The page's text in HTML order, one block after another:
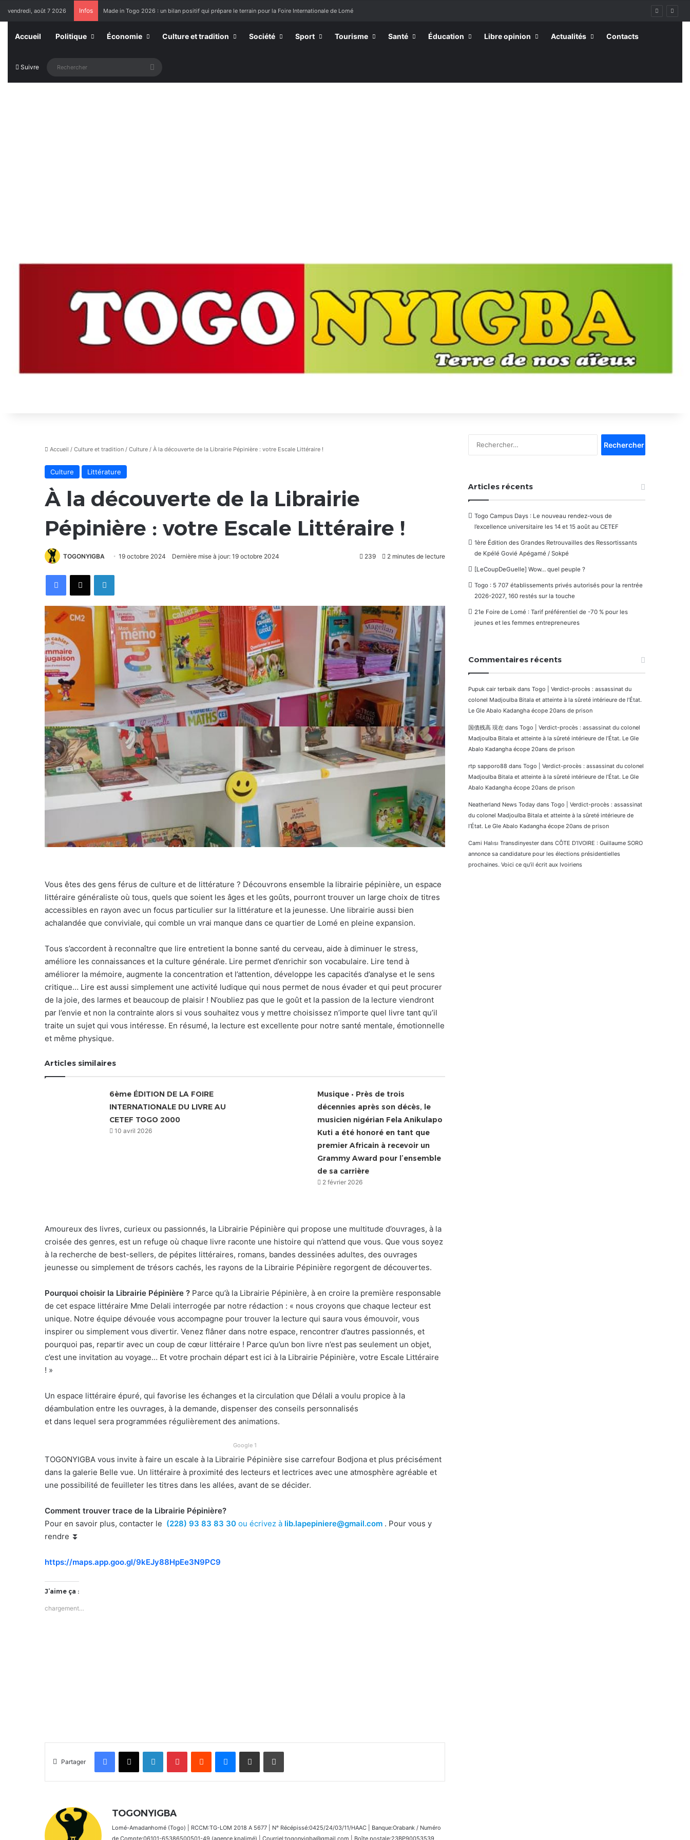
vendredi, août 7 2026 Infos Made in Togo 2026 : un bilan positif qui prépare le terrain pour la Foire Internationale de Lomé
Accueil Politique Économie Culture et tradition Société Sport Tourisme Santé Éducation Libre opinion Actualités Contacts
Suivre Rechercher
Accueil / Culture et tradition / Culture / À la découverte de la Librairie Pépinière : votre Escale Littéraire !
Culture Littérature
À la découverte de la Librairie
Pépinière : votre Escale Littéraire !
TOGONYIGBA 19 octobre 2024 Dernière mise à jour: 19 octobre 2024 239 2 minutes de lecture
FacebookX Linkedin
Vous êtes des gens férus de culture et de littérature ? Découvrons ensemble la librairie pépinière, un espace
littéraire généraliste où tous, quels que soient les âges et les goûts, pourront trouver un large choix de titres
accessibles en rayon avec un focus particulier sur la littérature et la jeunesse. Une librairie aussi bien
achalandée que conviviale, qui comble un vrai manque dans ce quartier de Lomé en pleine expansion.
Tous s’accordent à reconnaître que lire entretient la bonne santé du cerveau, aide à diminuer le stress,
améliore les connaissances et la culture générale. Lire permet d’enrichir son vocabulaire. Lire tend à
améliorer la mémoire, augmente la concentration et l’attention, développe les capacités d’analyse et le sens
critique… Lire est aussi simplement une activité ludique qui nous permet de nous évader et qui peut procurer
de la joie, des larmes et beaucoup de plaisir ! N’oubliez pas que le goût et la passion de la lecture viendront
par l’envie et non la contrainte alors si vous souhaitez vous y mettre choisissez n’importe quel livre tant qu’il
traite un sujet qui vous intéresse. En résumé, la lecture est excellente pour notre santé mentale, émotionnelle
et même physique.
Articles similaires
6ème ÉDITION DE LA FOIRE
INTERNATIONALE DU LIVRE AU
CETEF TOGO 2000
10 avril 2026
Musique • Près de trois
décennies après son décès, le
musicien nigérian Fela Anikulapo
Kuti a été honoré en tant que
premier Africain à recevoir un
Grammy Award pour l’ensemble
de sa carrière
2 février 2026
Amoureux des livres, curieux ou passionnés, la Librairie Pépinière qui propose une multitude d’ouvrages, à la
croisée des genres, est un refuge où chaque livre raconte une histoire qui n’attend que vous. Que vous soyez
à la recherche de best-sellers, de pépites littéraires, romans, bandes dessinées adultes, des ouvrages
jeunesse ou simplement de trésors cachés, les rayons de la Librairie Pépinière regorgent de découvertes.
Pourquoi choisir la Librairie Pépinière ? Parce qu’à la Librairie Pépinière, à en croire la première responsable
de cet espace littéraire Mme Delali interrogée par notre rédaction : « nous croyons que chaque lecteur est
unique. Notre équipe dévouée vous accompagne pour trouver la lecture qui saura vous émouvoir, vous
inspirer ou simplement vous divertir. Venez flâner dans notre espace, rencontrer d’autres passionnés, et
pourquoi pas, repartir avec un coup de cœur littéraire ! Parce qu’un bon livre n’est pas seulement un objet,
c’est une invitation au voyage… Et votre prochain départ est ici à la Librairie Pépinière, votre Escale Littéraire
! »
Un espace littéraire épuré, qui favorise les échanges et la circulation que Délali a voulu propice à la
déambulation entre les ouvrages, à la demande, dispenser des conseils personnalisés
et dans lequel sera programmées régulièrement des animations.
Google 1
TOGONYIGBA vous invite à faire un escale à la Librairie Pépinière sise carrefour Bodjona et plus précisément
dans la galerie Belle vue. Un littéraire à proximité des lecteurs et lectrices avec une atmosphère agréable et
une possibilité de feuilleter les titres dans les allées, avant de se décider.
Comment trouver trace de la Librairie Pépinière?
Pour en savoir plus, contacter le (228) 93 83 83 30ou écrivez à lib.lapepiniere@gmail.com . Pour vous y
rendre ⏬
https://maps.app.goo.gl/9kEJy88HpEe3N9PC9
J’aime ça :
chargement…
Partager
FacebookX Linkedin PinterestReddit MessengerPartager par email Imprimer
TOGONYIGBA
Lomé-Amadanhomé (Togo) | RCCM:TG-LOM 2018 A 5677 | N° Récépissé:0425/24/03/11/HAAC | Banque:Orabank / Numéro
de Compte:06101-65386500501-49 (agence kpalimé) | Courriel:togonyigba@gmail.com | Boîte postale:23BP90053539
Articles récents
Togo Campus Days : Le nouveau rendez-vous de
l’excellence universitaire les 14 et 15 août au CETEF
1ère Édition des Grandes Retrouvailles des Ressortissants
de Kpélé Govié Apégamé / Sokpé
[LeCoupDeGuelle] Wow… quel peuple ?
Togo : 5 707 établissements privés autorisés pour la rentrée
2026-2027, 160 restés sur la touche
21e Foire de Lomé : Tarif préférentiel de -70 % pour les
jeunes et les femmes entrepreneures
Commentaires récents
Pupuk cair terbaik dans Togo | Verdict-procès : assassinat du
colonel Madjoulba Bitala et atteinte à la sûreté intérieure de l’État.
Le Gle Abalo Kadangha écope 20ans de prison
国債残高 現在 dans Togo | Verdict-procès : assassinat du colonel
Madjoulba Bitala et atteinte à la sûreté intérieure de l’État. Le Gle
Abalo Kadangha écope 20ans de prison
rtp sapporo88 dans Togo | Verdict-procès : assassinat du colonel
Madjoulba Bitala et atteinte à la sûreté intérieure de l’État. Le Gle
Abalo Kadangha écope 20ans de prison
Neatherland News Today dans Togo | Verdict-procès : assassinat
du colonel Madjoulba Bitala et atteinte à la sûreté intérieure de
l’État. Le Gle Abalo Kadangha écope 20ans de prison
Cami Halısı Transdinyester dans CÔTE D’IVOIRE : Guillaume SORO
annonce sa candidature pour les élections présidentielles
prochaines. Voici ce qu’il écrit aux Ivoiriens